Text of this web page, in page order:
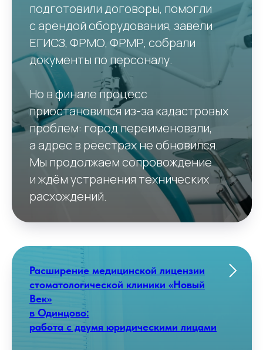
подготовили договоры, помогли
с арендой оборудования, завели
ЕГИСЗ, ФРМО, ФРМР, собрали
документы по персоналу.
Но в финале процесс
приостановился из-за кадастровых
проблем: город переименовали,
а адрес в реестрах не обновился.
Мы продолжаем сопровождение
и ждём устранения технических
расхождений.
Расширение медицинской лицензии
стоматологической клиники «Новый
Век»
в Одинцово:
работа с двумя юридическими лицами